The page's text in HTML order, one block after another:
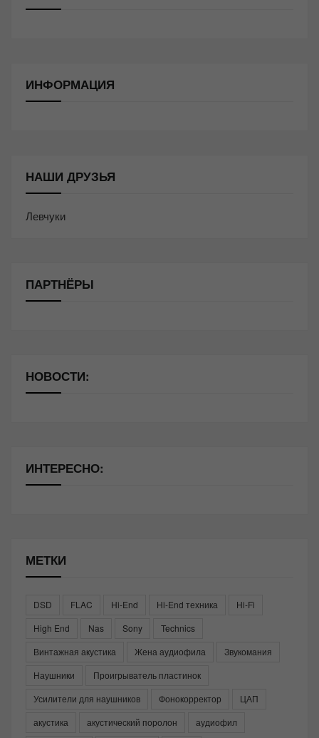
ИНФОРМАЦИЯ
НАШИ ДРУЗЬЯ
Левчуки
ПАРТНЁРЫ
НОВОСТИ:
ИНТЕРЕСНО:
МЕТКИ
DSD FLAC Hi-End Hi-End техника
Hi-Fi
High End
Nas Sony
Technics
Винтажная акустика
Жена аудиофила
Звукомания
Наушники
Проигрыватель пластинок
Усилители для наушников
Фонокорректор
ЦАП
акустика
акустический поролон
аудиофил